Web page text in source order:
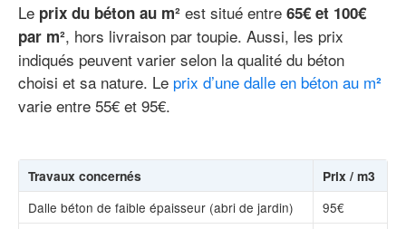
Le prix du béton au m² est situé entre 65€ et 100€
par m², hors livraison par toupie. Aussi, les prix
indiqués peuvent varier selon la qualité du béton
choisi et sa nature. Le prix d’une dalle en béton au m²
varie entre 55€ et 95€.
Travaux concernés
Prix / m3
Dalle béton de faible épaisseur (abri de jardin)
95€